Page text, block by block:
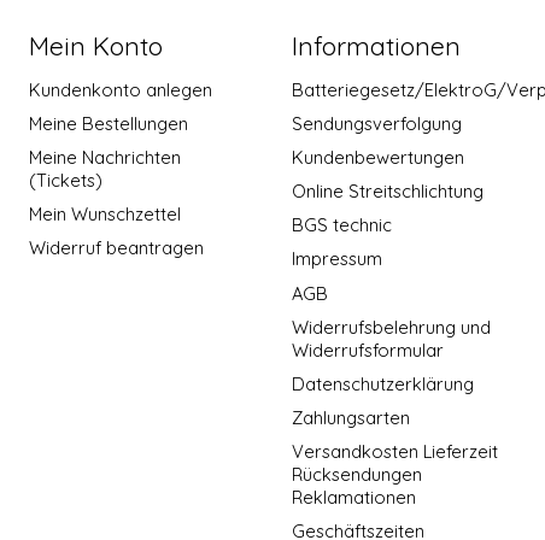
Mein Konto
Kundenkonto anlegen
Meine Bestellungen
Meine Nachrichten
(Tickets)
Mein Wunschzettel
Widerruf beantragen
Informationen
Batteriegesetz/ElektroG/
Sendungsverfolgung
Kundenbewertungen
Online Streitschlichtung
BGS technic
Impressum
AGB
Widerrufsbelehrung und
Widerrufsformular
Datenschutzerklärung
Zahlungsarten
Versandkosten Lieferzeit
Rücksendungen
Reklamationen
Geschäftszeiten